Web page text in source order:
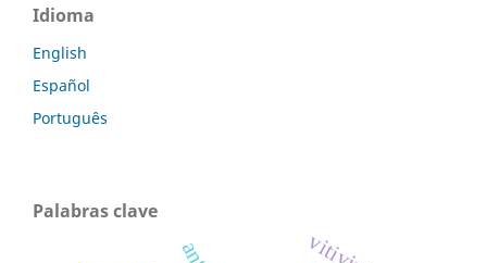
Idioma
English
Español
Português
Palabras clave